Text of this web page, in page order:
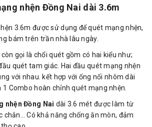
nhện Đồng Nai dài 3.6m
3.6m được sử dụng để quét mạng nhện,
bám trên trần nhà lâu ngày.
gọi là chổi quét gồm có hai kiểu như;
quét tam giác. Hai đầu quét mạng nhện
với nhau. kết hợp với ống nối nhôm dài
Combo hoàn chỉnh quét mạng nhện.
nhện Đồng Nai dài 3.6 mét được làm từ
chắn… Có khả năng chống ăn mòn, đảm